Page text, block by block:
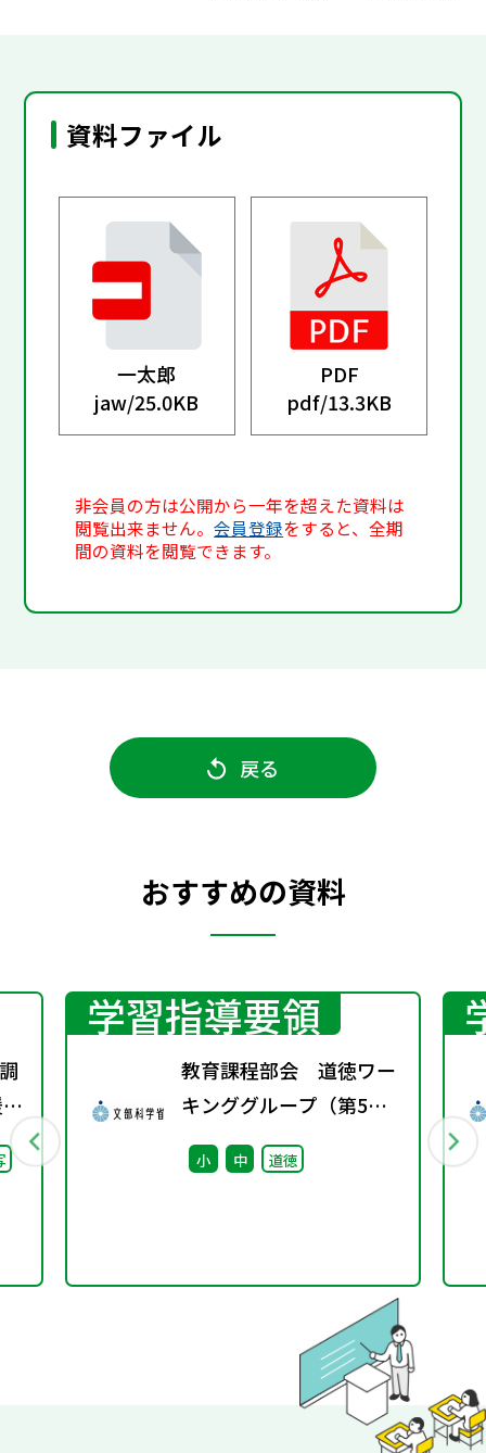
資料ファイル
一太郎
jaw/25.0KB
PDF
pdf/13.3KB
非会員の方は公開から一年を超えた資料は
閲覧出来ません。会員登録をすると、全期
間の資料を閲覧できます。
戻る
おすすめの資料
学習指導要領
教育課程部会 道徳ワー
キンググループ（第5
回） 配付資料
小 中 道徳